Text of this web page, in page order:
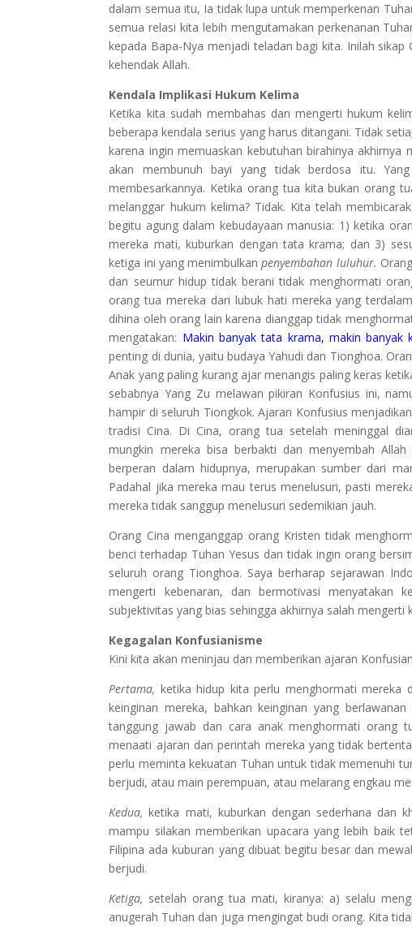
dalam semua itu, Ia tidak lupa untuk memperkenan
semua relasi kita lebih mengutamakan perkenanan
kepada Bapa-Nya menjadi teladan bagi kita. Inilah
kehendak Allah.
Kendala Implikasi Hukum Kelima
Ketika kita sudah membahas dan mengerti hukum
beberapa kendala serius yang harus ditangani. Tidak
karena ingin memuaskan kebutuhan birahinya akhirnya
akan membunuh bayi yang tidak berdosa itu.
membesarkannya. Ketika orang tua kita bukan orang
melanggar hukum kelima? Tidak. Kita telah
begitu agung dalam kebudayaan manusia: 1) ketika
mereka mati, kuburkan dengan tata krama; dan 3)
ketiga ini yang menimbulkanpenyembahan luluhur.
dan seumur hidup tidak berani tidak menghormati
orang tua mereka dari lubuk hati mereka yang
dihina oleh orang lain karena dianggap tidak
mengatakan: Makin banyak tata krama, makin banyak
penting di dunia, yaitu budaya Yahudi dan Tionghoa.
Anak yang paling kurang ajar menangis paling keras
sebabnya Yang Zu melawan pikiran Konfusius ini,
hampir di seluruh Tiongkok. Ajaran Konfusius menjadikan
tradisi Cina. Di Cina, orang tua setelah meninggal
mungkin mereka bisa berbakti dan menyembah
berperan dalam hidupnya, merupakan sumber dari
Padahal jika mereka mau terus menelusuri, pasti
mereka tidak sanggup menelusuri sedemikian jauh.
Orang Cina menganggap orang Kristen tidak
benci terhadap Tuhan Yesus dan tidak ingin orang
seluruh orang Tionghoa. Saya berharap sejarawan
mengerti kebenaran, dan bermotivasi menyatakan
subjektivitas yang bias sehingga akhirnya salah mengerti
Kegagalan Konfusianisme
Kini kita akan meninjau dan memberikan ajaran
Pertama, ketika hidup kita perlu menghormati mereka
keinginan mereka, bahkan keinginan yang
tanggung jawab dan cara anak menghormati orang
menaati ajaran dan perintah mereka yang tidak
perlu meminta kekuatan Tuhan untuk tidak memenuhi
berjudi, atau main perempuan, atau melarang engkau
Kedua, ketika mati, kuburkan dengan sederhana dan
mampu silakan memberikan upacara yang lebih baik
Filipina ada kuburan yang dibuat begitu besar dan
berjudi.
Ketiga, setelah orang tua mati, kiranya: a) selalu
anugerah Tuhan dan juga mengingat budi orang. Kita